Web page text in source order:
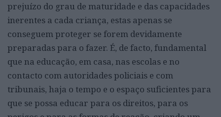
prejuízo do grau de maturidade e das capacidades
inerentes a cada criança, estas apenas se
conseguem proteger se forem devidamente
preparadas para o fazer. É, de facto, fundamental
que na educação, em casa, nas escolas e no
contacto com autoridades policiais e com
tribunais, haja o tempo e o espaço suficientes para
que se possa educar para os direitos, para os